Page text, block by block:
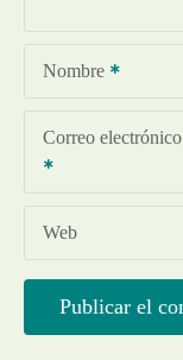
Nombre
Correo electrónico
Web